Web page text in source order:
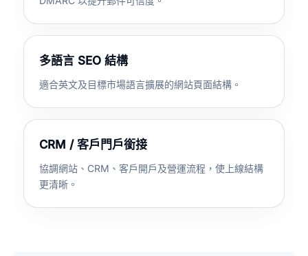
多語言 SEO 結構
適合英文及目標市場語言擴展的網站頁面結構。
CRM / 客戶門戶銜接
協調網站、CRM、客戶開戶及營運流程，使上線結構
更清晰。